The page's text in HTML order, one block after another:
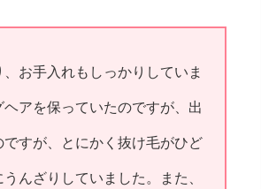
お手入れもしっかりしていま
アを保っていたのですが、出
すが、とにかく抜け毛がひど
んざりしていました。また、